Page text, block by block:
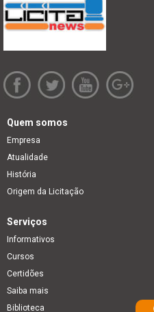
Quem somos
Empresa
Atualidade
História
Origem da Licitação
Serviços
Informativos
Cursos
Certidões
Saiba mais
Biblioteca